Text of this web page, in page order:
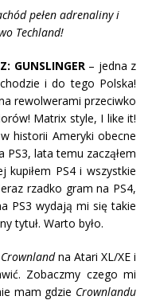
pełen adrenaliny i
Techland!
GUNSLINGER– jedna z
i do tego Polska!
rewolwerami przeciwko
Matrix style, I like it!
historii Ameryki obecne
PS3, lata temu zacząłem
kupiłem PS4 i wszystkie
rzadko gram na PS4,
PS3 wydają mi się takie
tytuł. Warto było.
Crownlandna Atari XL/XE i
Zobaczmy czego mi
mam gdzie Crownlandu